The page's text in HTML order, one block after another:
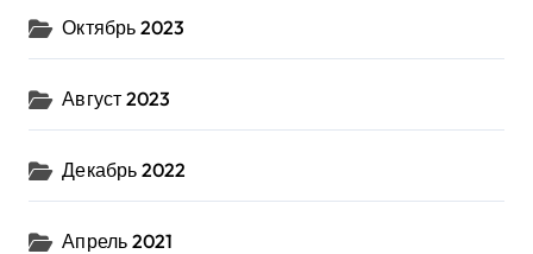
Октябрь 2023
Август 2023
Декабрь 2022
Апрель 2021